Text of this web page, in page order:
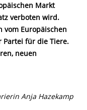
Markt
verboten wird.
vom Europäischen
Partei für die Tiere.
neuen
Anja Hazekamp